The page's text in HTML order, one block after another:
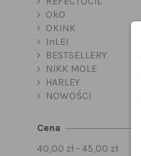
OkO
OKINK
InLEI
BESTSELLERY
NIKK MOLE
HARLEY
NOWOŚCI
Cena
40,00 zł - 45,00 zł